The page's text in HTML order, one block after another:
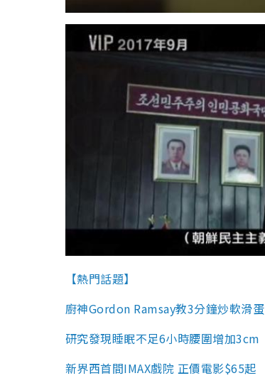
【熱門話題】
廚神Gordon Ramsay教3分鐘炒軟滑蛋
研究發現睡眠不足6小時腰圍增加3cm
新界西首間IMAX戲院 正價電影$65起